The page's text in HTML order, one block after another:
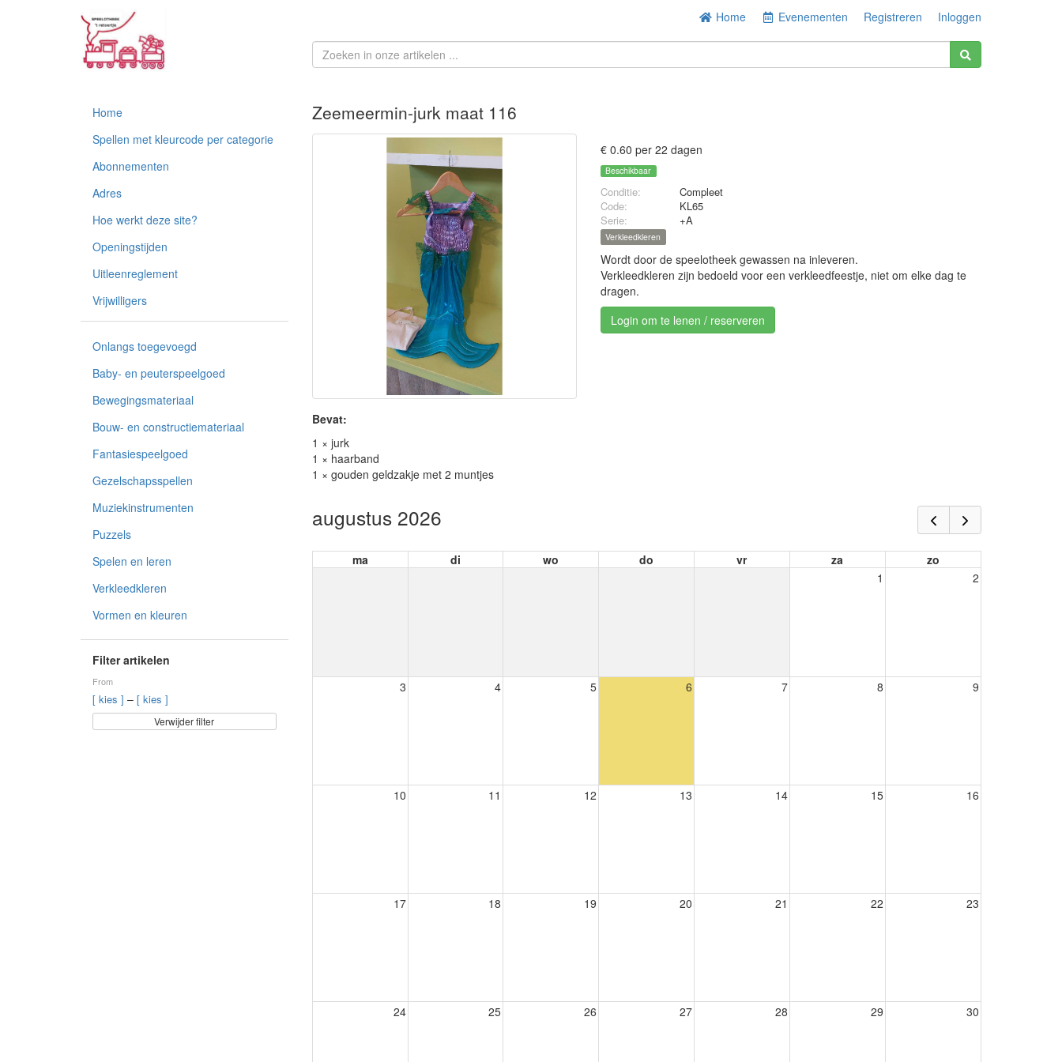
Home Evenementen Registreren Inloggen
Home
Spellen met kleurcode per categorie
Abonnementen
Adres
Hoe werkt deze site?
Openingstijden
Uitleenreglement
Vrijwilligers
Onlangs toegevoegd
Baby- en peuterspeelgoed
Bewegingsmateriaal
Bouw- en constructiemateriaal
Fantasiespeelgoed
Gezelschapsspellen
Muziekinstrumenten
Puzzels
Spelen en leren
Verkleedkleren
Vormen en kleuren
Filter artikelen
From
[ kies ] – [ kies ]
Verwijder filter
Zeemeermin-jurk maat 116
Bevat:
1 × jurk
1 × haarband
1 × gouden geldzakje met 2 muntjes
€ 0.60 per 22 dagen
Beschikbaar
Conditie:
Compleet
Code:
KL65
Serie:
+A
Verkleedkleren
Wordt door de speelotheek gewassen na inleveren.
Verkleedkleren zijn bedoeld voor een verkleedfeestje, niet om elke dag te
dragen.
Login om te lenen / reserveren
augustus 2026
ma di wo do vr za
zo
1
2
3 4 5 6 7 8 9
10 11 12 13 14 15 16
17 18 19 20 21 22 23
24 25 26 27 28 29 30